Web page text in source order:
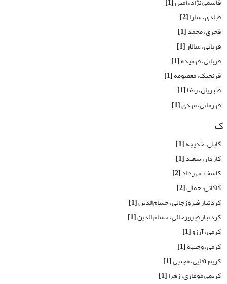
قبادی، سارا[2]
قجری، محمد[1]
قربانی، سالار[1]
قربانی، فهمیده[1]
قرنجیک، معصومه[1]
قنبریان، رضا[1]
قهرمانی، مهدی[1]
ک
کابلی، خدیجه[1]
کاردار، سعید[1]
کاشف، مهرداد[2]
کاکائی، جمال[2]
کردتبار فیروزجائی، حسام‌‌الدین[1]
کردتبار فیروزجائی، حسام الدین[1]
کرمی، آرزو[1]
کرمی، وجیهه[1]
کریم آقایی، مجتبی[1]
کریمی موغاری، زهرا[1]